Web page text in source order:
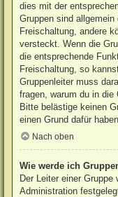
dies mit der
Gruppen sind
Freischaltung, andere
versteckt. Wenn die
die entsprechende
Freischaltung, so
Gruppenleiter muss
fragen, warum du in die
Bitte belästige keinen
einen Grund dafür
Nach oben
Wie werde ich
Der Leiter einer
Administration